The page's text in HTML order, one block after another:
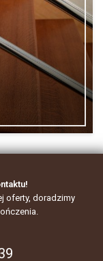
oferty, doradzimy